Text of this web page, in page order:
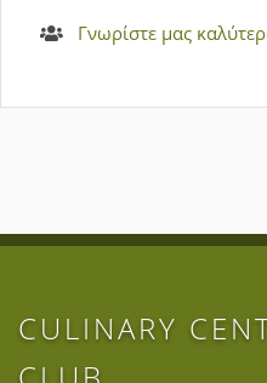
Γνωρίστε μας
CULINARY